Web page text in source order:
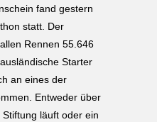
fand gestern
statt. Der
Rennen 55.646
Starter
an eines der
Entweder über
läuft oder ein